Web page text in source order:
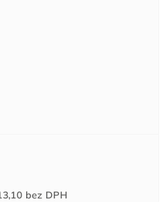
bez DPHcena: